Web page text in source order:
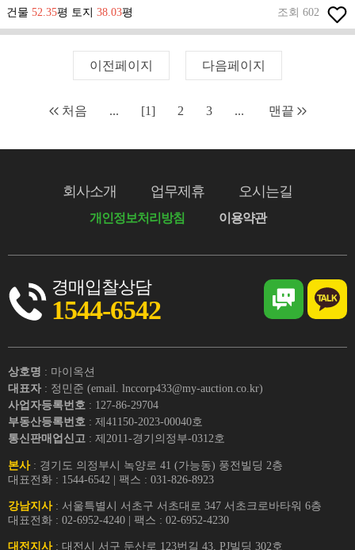
건물 52.35평 토지 38.03평 조회 602
이전페이지 다음페이지
처음 ... [1] 2 3 ... 맨끝
회사소개 업무제휴 오시는길
개인정보처리방침 이용약관
경매입찰상담
1544-6542
상호명 : 마이옥션
대표자 : 정민준 (email. lnccorp433@my-auction.co.kr)
사업자등록번호 : 127-86-29704
부동산등록번호 : 제41150-2023-00040호
통신판매업신고 : 제2011-경기의정부-0312호
본사: 경기도 의정부시 녹양로 41 (가능동) 풍전빌딩 2층
대표전화 : 1544-6542 | 팩스 : 031-826-8923
강남지사: 서울특별시 서초구 서초대로 347 서초크로바타워 6층
대표전화 : 02-6952-4240 | 팩스 : 02-6952-4230
대전지사: 대전시 서구 둔산로 123번길 43, PJ빌딩 302호